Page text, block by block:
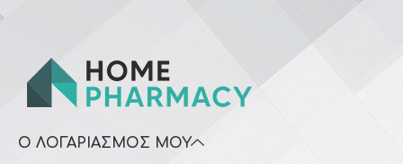
Ο ΛΟΓΑΡΙΑΣΜΌΣ ΜΟΥ